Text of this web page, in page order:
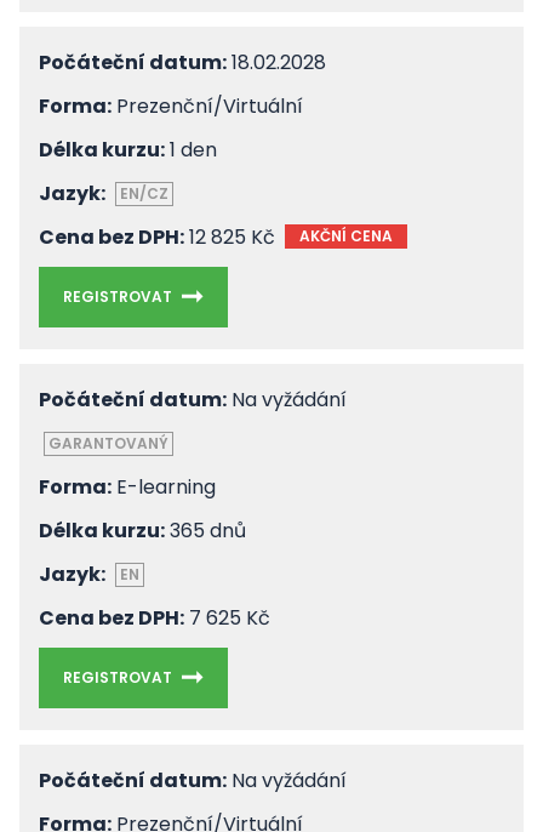
Počáteční datum:18.02.2028
Forma: Prezenční/Virtuální
Délka kurzu:1 den
Jazyk:
EN/CZ
Cena bez DPH:12 825 Kč AKČNÍ CENA
REGISTROVAT
Počáteční datum: Na vyžádání
GARANTOVANÝ
Forma: E-learning
Délka kurzu:365 dnů
Jazyk:
EN
Cena bez DPH: 7 625 Kč
REGISTROVAT
Počáteční datum: Na vyžádání
Forma: Prezenční/Virtuální